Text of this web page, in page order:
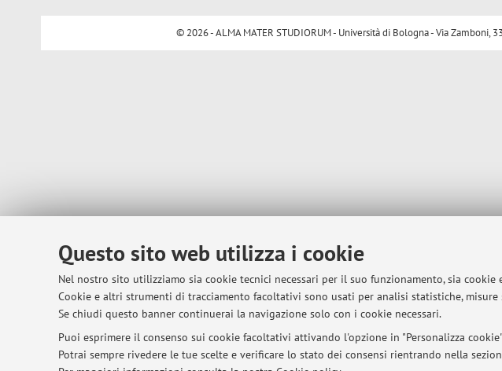
Questo sito web utilizza i cookie
Nel nostro sito utilizziamo sia cookie tecnici necessari per il suo funzionamento, sia
Cookie e altri strumenti di tracciamento facoltativi sono usati per analisi statistiche,
Se chiudi questo banner continuerai la navigazione solo con i cookie necessari.
Puoi esprimere il consenso sui cookie facoltativi attivando l'opzione in "Personalizza
Potrai sempre rivedere le tue scelte e verificare lo stato dei consensi rientrando nella
© 2026 - ALMA MATER STUDIORUM - Università di Bologna - Via Zamboni,